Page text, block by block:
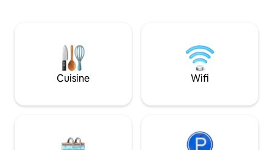
chambre spéciale avec mezzanine et
refuge pour enfants, parfaite pour créer
des souvenirs inoubliables en famille.
ascenseur.
Cuisine Wifi